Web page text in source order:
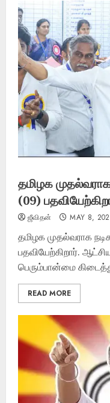
தமிழக
(09)
ஜீவிதன் MAY 8,
தமிழக முதல்வராக
பதவியேற்கிறார்.
பெரும்பான்மை
READ MORE